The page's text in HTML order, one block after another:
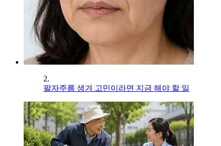
2.
팔자주름 생겨 고민이라면 지금 해야 할 일